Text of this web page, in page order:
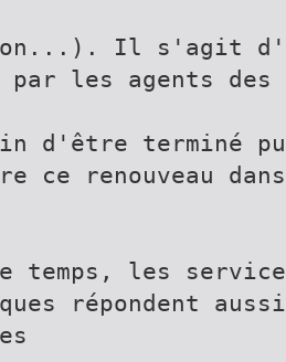
Il s'agit
par les agents
d'être terminé
ce renouveau
temps, les
répondent